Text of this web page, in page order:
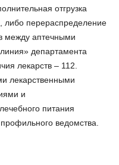
отгрузка
либо перераспределение
между аптечными
департамента
лекарств – 112.
лекарственными
и
питания
ведомства.